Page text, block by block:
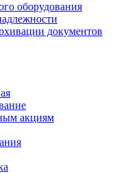
оборудования
документов
акциям